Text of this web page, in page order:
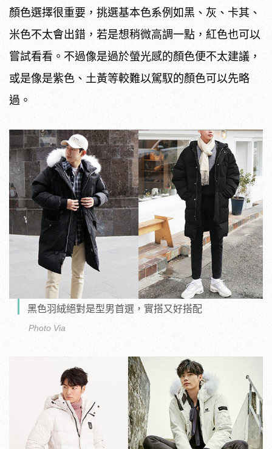
顏色選擇很重要，挑選基本色系例如黑、灰、卡其、
米色不太會出錯，若是想稍微高調一點，紅色也可以
嘗試看看。不過像是過於螢光感的顏色便不太建議，
或是像是紫色、土黃等較難以駕馭的顏色可以先略
過。
黑色羽絨絕對是型男首選，實搭又好搭配
Photo Via